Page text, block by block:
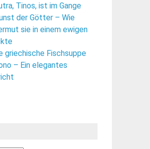
Tinos, ist im Gange
der Götter – Wie
sie in einem ewigen
griechische Fischsuppe
– Ein elegantes